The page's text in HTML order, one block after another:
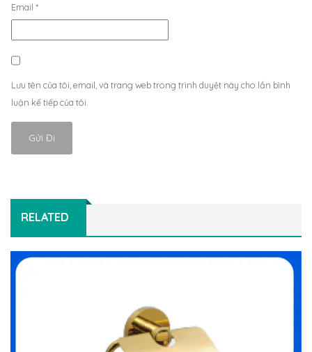
Email *
Lưu tên của tôi, email, và trang web trong trình duyệt này cho lần bình
luận kế tiếp của tôi.
RELATED